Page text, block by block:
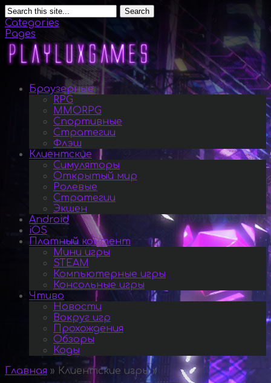
Search
Categories
Pages
Браузерные
RPG
MMORPG
Спортивные
Стратегии
Флэш
Клиентские
Симуляторы
Открытый мир
Ролевые
Стратегии
Экшен
Android
iOS
Платный контент
Мини игры
STEAM
Компьютерные игры
Консольные игры
Чтиво
Новости
Вокруг игр
Прохождения
Обзоры
Коды
Главная » Клиентские игры»